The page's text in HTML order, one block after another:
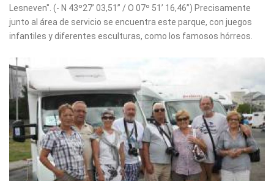
Lesneven". (- N 43º27’ 03,51” / O 07º 51’ 16,46”) Precisamente
junto al área de servicio se encuentra este parque, con juegos
infantiles y diferentes esculturas, como los famosos hórreos.